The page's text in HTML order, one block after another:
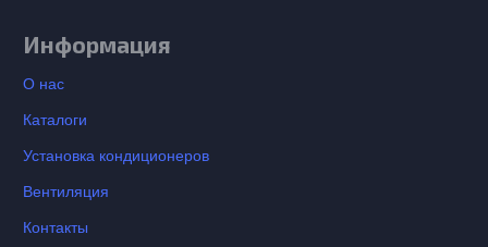
Информация
О нас
Каталоги
Установка кондиционеров
Вентиляция
Контакты